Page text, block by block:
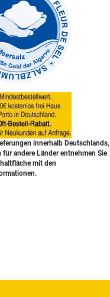
innerhalb Deutschlands,
für andere Länder entnehmen Sie
mit den